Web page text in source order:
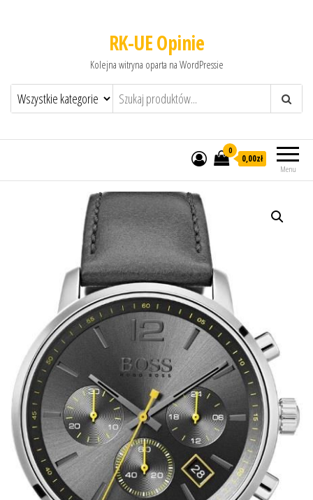
RK-UE Opinie
Kolejna witryna oparta na WordPressie
Menu
0
0,00zł